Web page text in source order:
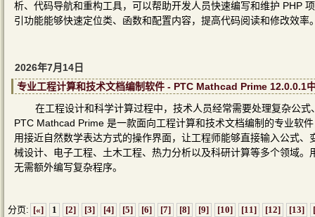
析、代码导航和重构工具，可以帮助开发人员快速编写和维护 PHP
引功能能够快速定位类、函数和配置内容，提高代码阅读和修改效率
2026年7月14日
专业工程计算和技术文档编制软件 - PTC Mathcad Prime 12.0.0.1
在工程设计和科学计算过程中，技术人员经常需要处理复杂公
PTC Mathcad Prime 是一款面向工程计算和技术文档编制的专业软
用接近自然数学表达方式的操作界面，让工程师能够直接输入公式
械设计、电子工程、土木工程、热力分析以及科研计算等多个领域
无需额外编写复杂程序。
分页: [«] 1 [2] [3] [4] [5] [6] [7] [8] [9] [10] [11] [12] [13]